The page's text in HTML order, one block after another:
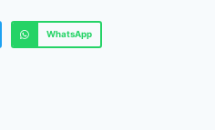
WhatsApp